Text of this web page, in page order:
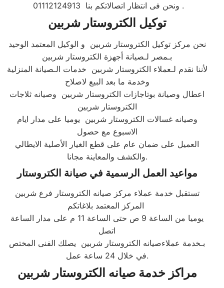
01112124913 ونحن فى انتظار اتصالاتكم بنا .
توكيل الكتروستار شربين
نحن مركز توكيل الكتروستار شربين و الوكيل المعتمد الوحيد
بـمصر لـصيانة أجهزة الكتروستار شربين
لأننا نقدم لـعملاء الكتروستار شربين خدمات الـصيانة المنزلية
وخدمة ما بعد البيع لاصلاح
اعطال وصيانة بوتاجازات الكتروستار شربين وصيانه ثلاجات
الكتروستار شربين
وصيانه غسالات الكتروستار شربين يوميا على مدار ايام
الاسبوع مع حصول
العميل على ضمان عام على قطع الغيار الأصلية الايطالي
والكشف والمعاينة مجانا.​
مواعيد العمل الرسمية في صيانة الكتروستار
تستقبل خدمة عملاء مركز صيانه الكتروستار فرع شربين
المركز المعتمد بلاغاتكم
يوميا من الساعة 9 ص حتى الساعة 11 م على مدار الساعة
اتصل
بـخدمة عملاءصيانه الكتروستار شربين يصلك الفنى المختص
في خلال 24 ساعة عمل.​
مراكز خدمة صيانه الكتروستار شربين